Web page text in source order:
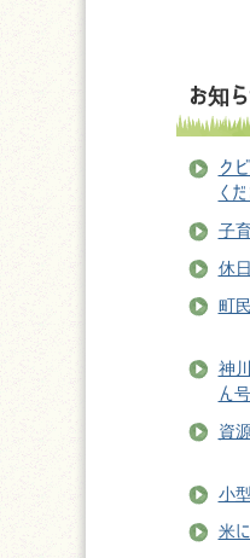
お知
ク
く
子
休
町
神
ん
資
小
米